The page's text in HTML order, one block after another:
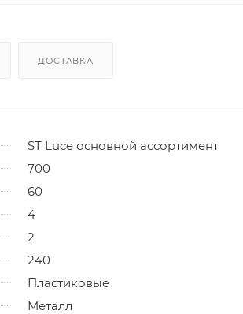
ДОСТАВКА
ST Luce основной ассортимент
700
60
4
2
240
Пластиковые
Металл